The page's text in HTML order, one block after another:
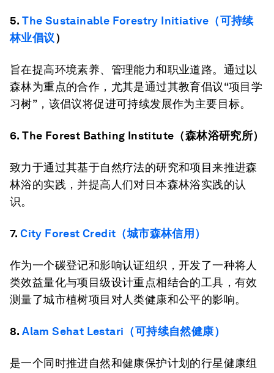
5.The Sustainable Forestry Initiative（可持续
林业倡议）
旨在提高环境素养、管理能力和职业道路。通过以
森林为重点的合作，尤其是通过其教育倡议“项目学
习树”，该倡议将促进可持续发展作为主要目标。
6. The Forest Bathing Institute（森林浴研究所）
致力于通过其基于自然疗法的研究和项目来推进森
林浴的实践，并提高人们对日本森林浴实践的认
识。
7.City Forest Credit（城市森林信用）
作为一个碳登记和影响认证组织，开发了一种将人
类效益量化与项目级设计重点相结合的工具，有效
测量了城市植树项目对人类健康和公平的影响。
8.Alam Sehat Lestari（可持续自然健康）
是一个同时推进自然和健康保护计划的行星健康组